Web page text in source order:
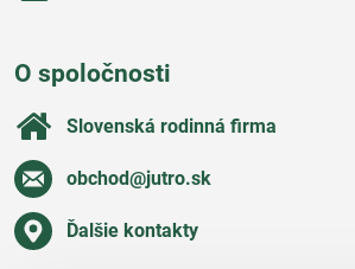
O spoločnosti
Slovenská rodinná firma
obchod​@jutro​.sk
Ďalšie kontakty